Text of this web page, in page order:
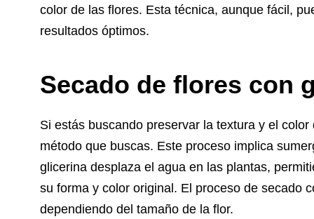
color de las flores. Esta técnica, aunque fácil,
resultados óptimos.
Secado de flores con
Si estás buscando preservar la textura y el
método que buscas. Este proceso implica
glicerina desplaza el agua en las plantas,
su forma y color original. El proceso de secado
dependiendo del tamaño de la flor.